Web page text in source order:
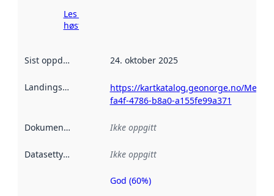
Les mer om
høsting her
Sist oppdatert 24. oktober 2025
Landingsside
https://kartkatalog.geonorge.no/
fa4f-4786-b8a0-a155fe99a371
Dokumentasjon Ikke oppgitt
Datasettype Ikke oppgitt
Metadatakvalitet
God (60%)